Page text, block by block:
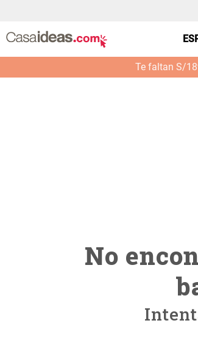
Te faltan S/
No